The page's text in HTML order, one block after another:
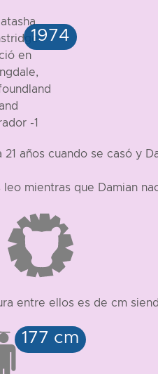
21 años cuando se casó y
mientras que Damian
entre ellos es de cm